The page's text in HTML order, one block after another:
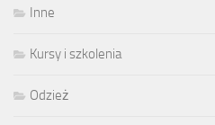
Inne
Kursy i szkolenia
Odzież